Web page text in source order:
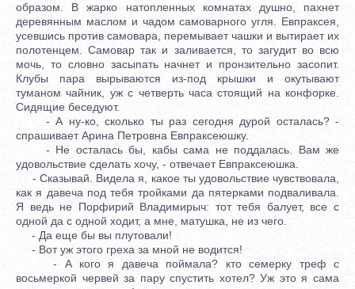
образом. В жарко натопленных комнатах душно, пахнет
деревянным маслом и чадом самоварного угля. Евпраксея,
усевшись против самовара, перемывает чашки и вытирает их
полотенцем. Самовар так и заливается, то загудит во всю
мочь, то словно засыпать начнет и пронзительно засопит.
Клубы пара вырываются из-под крышки и окутывают
туманом чайник, уж с четверть часа стоящий на конфорке.
Сидящие беседуют.
- А ну-ко, сколько ты раз сегодня дурой осталась? -
спрашивает Арина Петровна Евпраксеюшку.
- Не осталась бы, кабы сама не поддалась. Вам же
удовольствие сделать хочу, - отвечает Евпраксеюшка.
- Сказывай. Видела я, какое ты удовольствие чувствовала,
как я давеча под тебя тройками да пятерками подваливала.
Я ведь не Порфирий Владимирыч: тот тебя балует, все с
одной да с одной ходит, а мне, матушка, не из чего.
- Да еще бы вы плутовали!
- Вот уж этого греха за мной не водится!
- А кого я давеча поймала? кто семерку треф с
восьмеркой червей за пару спустить хотел? Уж это я сама